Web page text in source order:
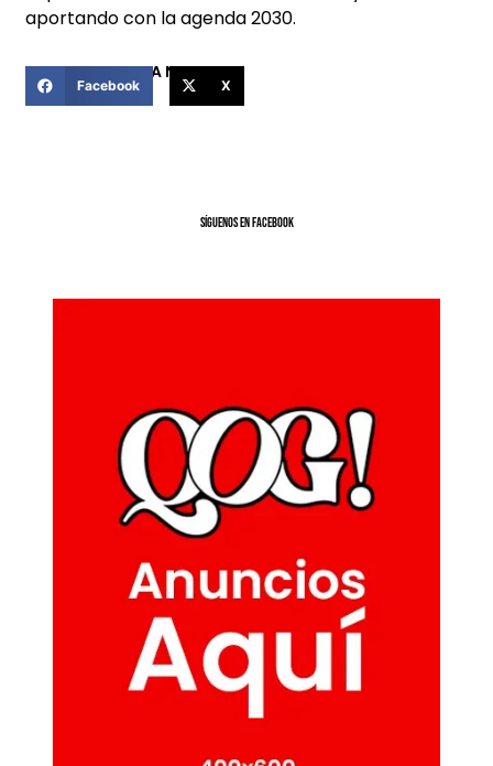
aportando con la agenda 2030.
COMPARTIR ESTA NOTICIA
Facebook X
SíGUENOS EN FACEBOOK